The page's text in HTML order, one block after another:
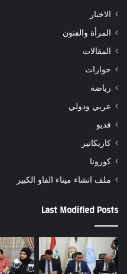
الاخبار
المرأة والفنون
المقالات
حوارات
رياضة
عربي ودولي
فديو
كاريكاتير
كورونا
ملف انشاء ميناء الفاو الكبير
Last Modified Posts